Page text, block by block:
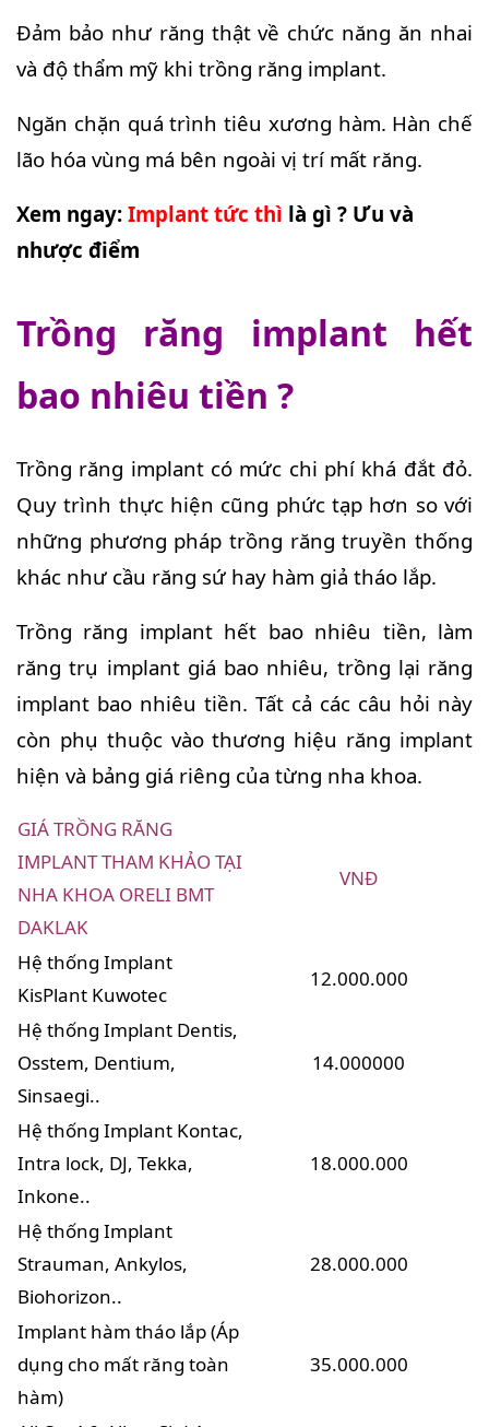
Đảm bảo như răng thật về chức năng ăn nhai
và độ thẩm mỹ khi trồng răng implant.
Ngăn chặn quá trình tiêu xương hàm. Hàn chế
lão hóa vùng má bên ngoài vị trí mất răng.
Xem ngay: Implant tức thì là gì ? Ưu và
nhược điểm
Trồng răng implant hết
bao nhiêu tiền ?
Trồng răng implant có mức chi phí khá đắt đỏ.
Quy trình thực hiện cũng phức tạp hơn so với
những phương pháp trồng răng truyền thống
khác như cầu răng sứ hay hàm giả tháo lắp.
Trồng răng implant hết bao nhiêu tiền, làm
răng trụ implant giá bao nhiêu, trồng lại răng
implant bao nhiêu tiền. Tất cả các câu hỏi này
còn phụ thuộc vào thương hiệu răng implant
hiện và bảng giá riêng của từng nha khoa.
GIÁ TRỒNG RĂNG
IMPLANT THAM KHẢO TẠI
NHA KHOA ORELI BMT
DAKLAK
VNĐ
Hệ thống Implant
KisPlant Kuwotec
12.000.000
Hệ thống Implant Dentis,
Osstem, Dentium,
Sinsaegi..
14.000000
Hệ thống Implant Kontac,
Intra lock, DJ, Tekka,
Inkone..
18.000.000
Hệ thống Implant
Strauman, Ankylos,
Biohorizon..
28.000.000
Implant hàm tháo lắp (Áp
dụng cho mất răng toàn
hàm)
35.000.000